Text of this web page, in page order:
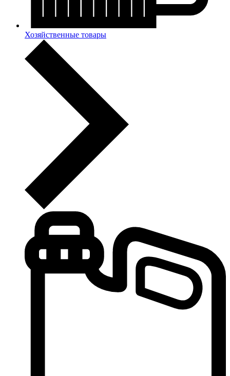
Хозяйственные товары